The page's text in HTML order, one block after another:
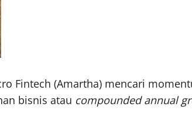
Fintech (Amartha) mencari
bisnis atau compounded annual